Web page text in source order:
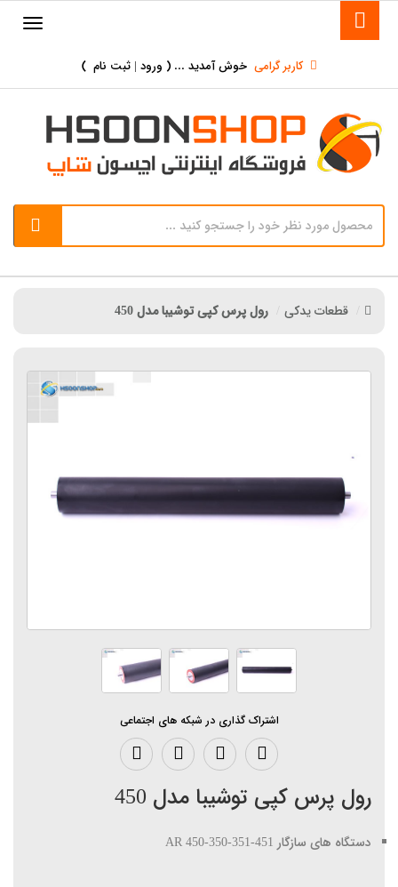
کاربر گرامی خوش آمدید ... ( ورود | ثبت نام )
قطعات یدکی رول پرس کپی توشیبا مدل 450
اشتراک گذاری در شبکه های اجتماعی
رول پرس کپی توشیبا مدل 450
دستگاه های سازگار AR 450-350-351-451